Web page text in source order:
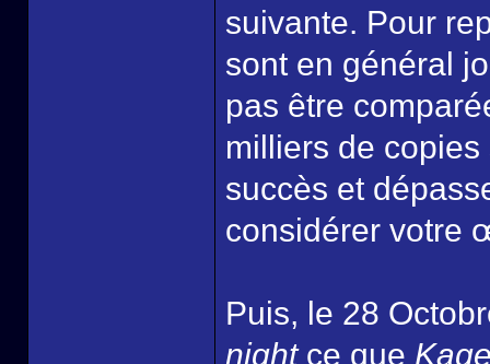
suivante. Pour
sont en général
pas être
milliers de
succès et
considérer votre
Puis, le 28
nightce que